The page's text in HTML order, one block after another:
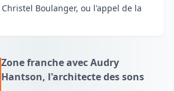
Boulanger, ou l'appel de la
Zone franche avec Audry
Hantson, l'architecte des sons